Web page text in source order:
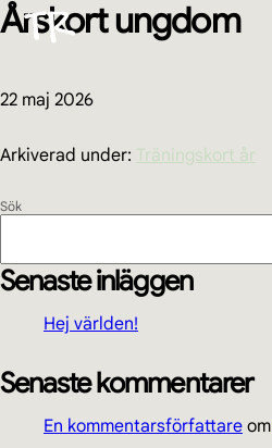
Hoppa
till
Hoppa
till
Hoppa
till
sidofältet
Hoppa
till
Årskort ungdom
22 maj 2026
Arkiverad under: Träningskort år
Primärt
Sök
Senaste inläggen
Hej världen!
Senaste kommentarer
En kommentarsförfattare om